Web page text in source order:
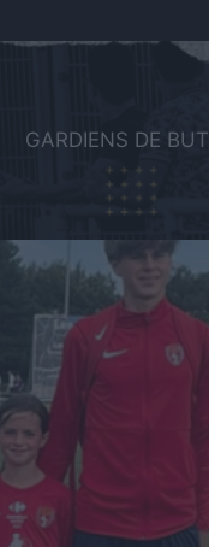
GARDIENS DE BUT